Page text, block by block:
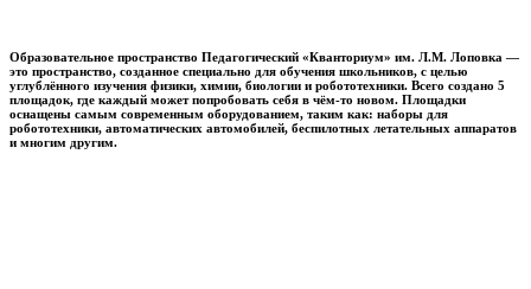
Образовательное пространство Педагогический «Кванториум» им. Л.М. Лоповка —
это пространство, созданное специально для обучения школьников, с целью
углублённого изучения физики, химии, биологии и робототехники. Всего создано 5
площадок, где каждый может попробовать себя в чём-то новом. Площадки
оснащены самым современным оборудованием, таким как: наборы для
робототехники, автоматических автомобилей, беспилотных летательных аппаратов
и многим другим.